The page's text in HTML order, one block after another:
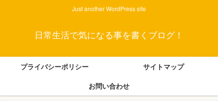
Just another WordPress site
日常生活で気になる事を書くブログ！
プライバシーポリシー
サイトマップ
お問い合わせ